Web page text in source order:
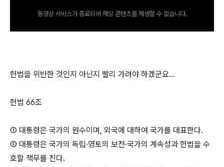
동영상 서비스가 종료되어 해당 콘텐츠를 재생할 수 없습니다.
헌법을 위반한 것인지 아닌지 빨리 가려야 하겠군요...
헌법 66조
① 대통령은 국가의 원수이며, 외국에 대하여 국가를 대표한다.
② 대통령은 국가의 독립·영토의 보전·국가의 계속성과 헌법을 수
호할 책무를 진다.